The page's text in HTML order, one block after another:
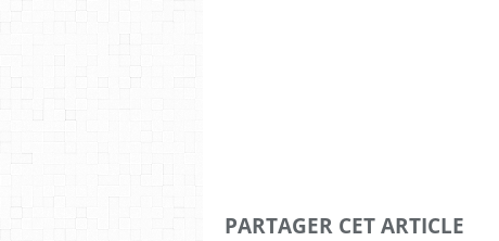
PARTAGER CET ARTICLE